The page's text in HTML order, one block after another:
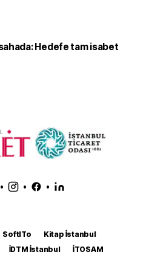
sahada: Hedefe tam isabet
• • •
SoftITo
Kitap İstanbul
İDTM İstanbul
İTOSAM